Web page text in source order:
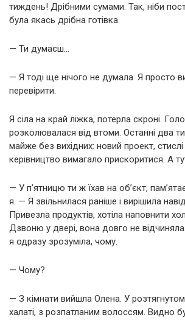
тиждень! Дрібними сумами. Так, ніби
була якась дрібна готівка.
— Ти думаєш…
— Я тоді ще нічого не думала. Я просто
перевірити.
Я сіла на край ліжка, потерла скроні.
розколювалася від втоми. Останні два
майже без вихідних: новий проект, стислі
керівництво вимагало прискоритися. А
— У п’ятницю ти ж їхав на об’єкт,
я. — Я звільнилася раніше і вирішила
Привезла продуктів, хотіла наповнити
Дзвоню у двері, вона довго не
я одразу зрозуміла, чому.
— Чому?
— З кімнати вийшла Олена. У
халаті, з розпатланим волоссям. Видно